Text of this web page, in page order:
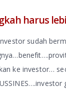
harus
sudah
ke investor…